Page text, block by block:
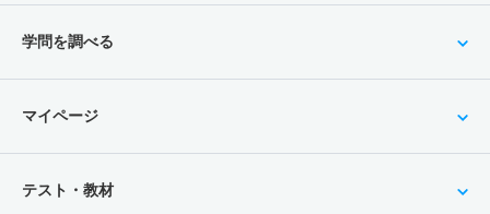
学問を調べる
マイページ
テスト・教材